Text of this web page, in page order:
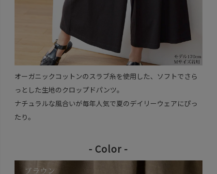
オーガニックコットンのスラブ糸を使用した、ソフトでさら
っとした生地のクロップドパンツ。
ナチュラルな風合いが毎年人気で夏のデイリーウェアにぴっ
たり。
- Color -